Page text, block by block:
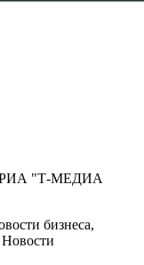
РИА "Т-МЕДИА
бизнеса,